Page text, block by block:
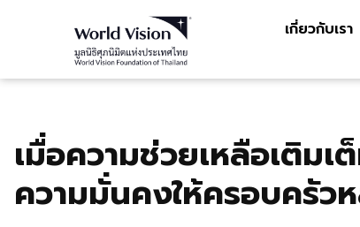
เกี่ยวกับเรา
เมื่อความช่วยเหลือเติมเ
ความมั่นคงให้ครอบครัว